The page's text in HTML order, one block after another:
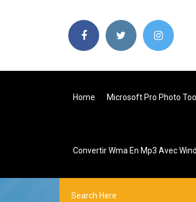
Home Microsoft Pro Photo
Convertir Wma En Mp3 Avec